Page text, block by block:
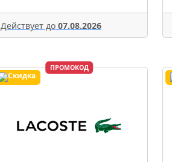
Действует до 07.08.2026
ПРОМОКОД